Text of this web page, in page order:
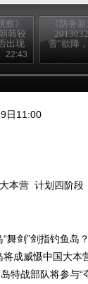
察》
韩较
出现
？22:43
《防务新
雪”欲降
威胁
日11:00
大本营 计划四阶段
剑”剑指钓鱼岛
成威慑中国大本
特战部队将参与“